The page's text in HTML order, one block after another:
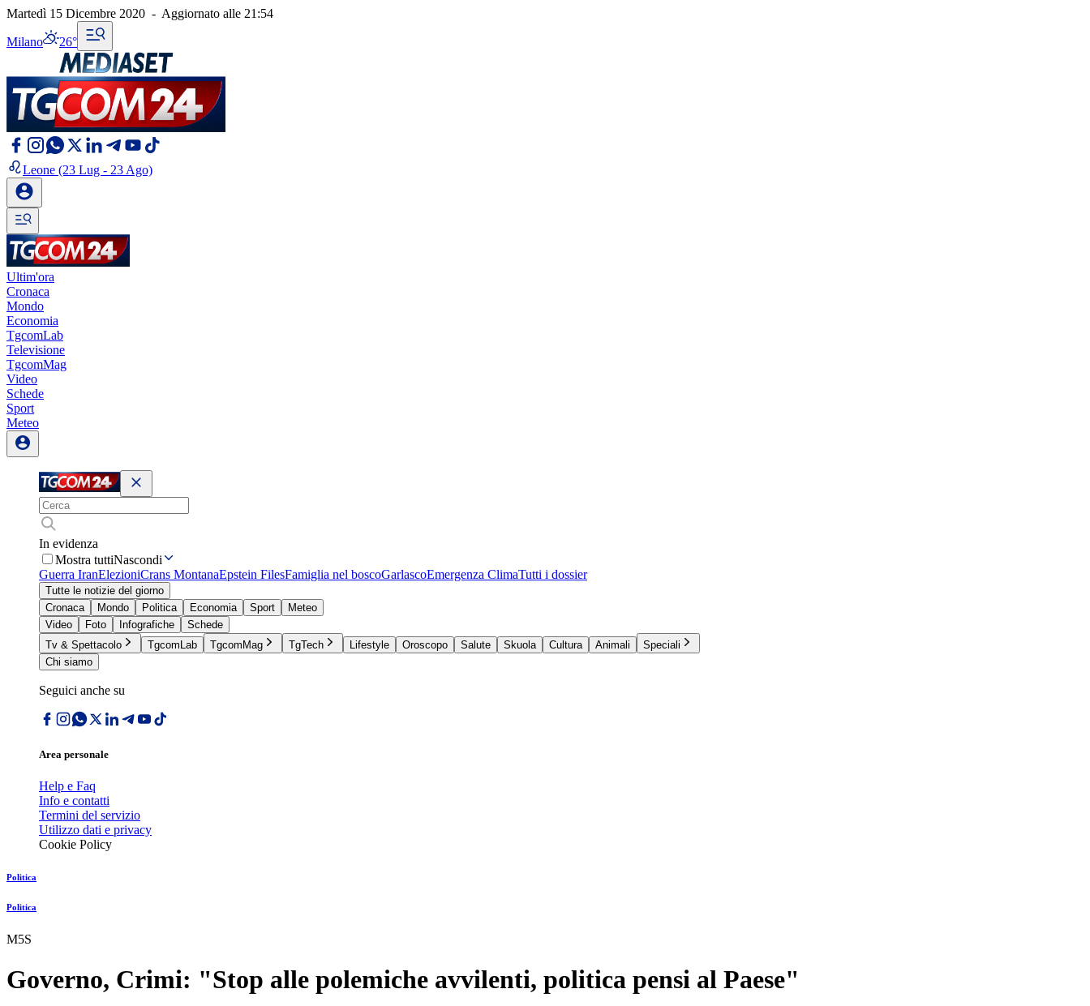
Martedì 15 Dicembre 2020 - Aggiornato alle 21:54
Milano 26°
Leone (23 Lug - 23 Ago)
Ultim'ora
Cronaca
Mondo
Economia
TgcomLab
Televisione
TgcomMag
Video
Schede
Sport
Meteo
In evidenza
Mostra tuttiNascondi
Guerra IranElezioniCrans MontanaEpstein FilesFamiglia nel boscoGarlascoEmergenza ClimaTutti i dossier
Tutte le notizie del giorno
Cronaca
Mondo Politica Economia Sport
Meteo
Video
Foto Infografiche
Schede
Tv & Spettacolo
TgcomLab TgcomMag TgTech Lifestyle Oroscopo Salute Skuola Cultura Animali
Speciali
Chi siamo
Seguici anche su
Area personale
Help e Faq
Info e contatti
Termini del servizio
Utilizzo dati e privacy
Cookie Policy
Politica
Politica
M5S
Governo, Crimi: "Stop alle polemiche avvilenti, politica pensi al Paese"